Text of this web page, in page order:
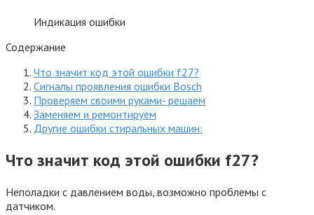
Индикация ошибки
Содержание
Что значит код этой ошибки f27?
Сигналы проявления ошибки Bosсh
Проверяем своими руками- решаем
Заменяем и ремонтируем
Другие ошибки стиральных машин:
Что значит код этой ошибки f27?
Неполадки с давлением воды, возможно проблемы с
датчиком.